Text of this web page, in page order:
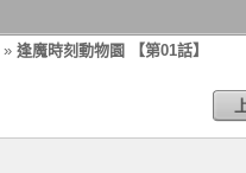
» 逢魔時刻動物園 【第01話】